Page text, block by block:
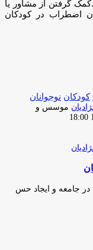
گرفتن از مشاور یا
اضطراب در کودکان
کودکان نوجوانان
موسس و
در جامعه و ایجاد حس